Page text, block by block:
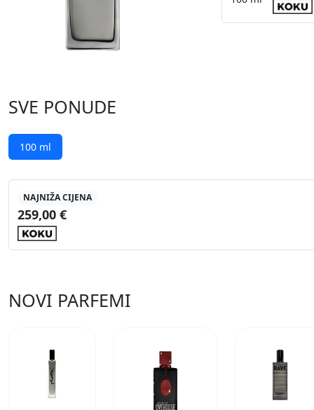
SVE PONUDE
100 ml
NAJNIŽA CIJENA
259,00 €
NOVI PARFEMI